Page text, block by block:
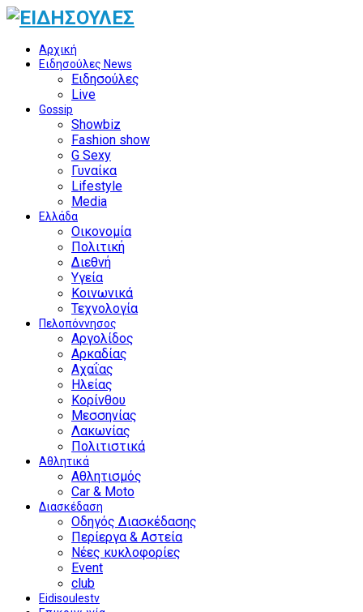
Αρχική
Ειδησούλες News
Ειδησούλες
Live
Gossip
Showbiz
Fashion show
G Sexy
Γυναίκα
Lifestyle
Media
Ελλάδα
Οικονομία
Πολιτική
Διεθνή
Υγεία
Κοινωνικά
Τεχνολογία
Πελοπόννησος
Αργολίδος
Αρκαδίας
Αχαΐας
Ηλείας
Κορίνθου
Μεσσηνίας
Λακωνίας
Πολιτιστικά
Αθλητικά
Αθλητισμός
Car & Moto
Διασκέδαση
Οδηγός Διασκέδασης
Περίεργα & Αστεία
Νέες κυκλοφορίες
Event
club
Eidisoulestv